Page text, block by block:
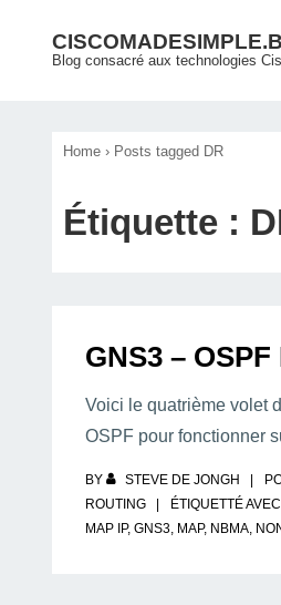
Blog consacré aux technologies
Home › Posts tagged DR
Étiquette :
GNS3 –
Voici le quatrième volet
OSPF pour fonctionner
BY STEVE DE JONGH
ROUTING
ÉTIQUETTÉ AVEC
MAP IP, GNS3, MAP, NBMA,